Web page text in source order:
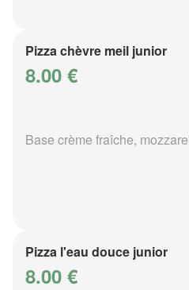
Pizza chèvre meil junior
8.00 €
Base crème fraîche,
Pizza l'eau douce junior
8.00 €